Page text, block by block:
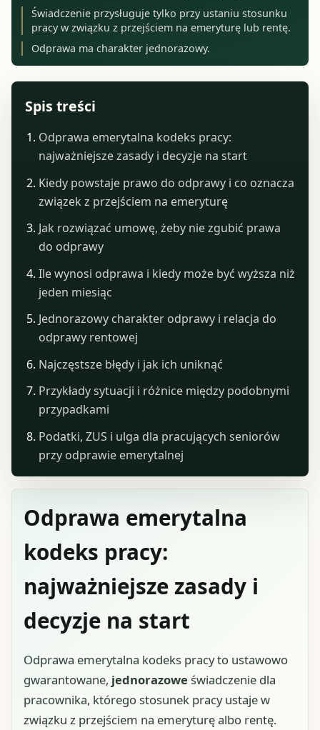
Świadczenie przysługuje tylko przy ustaniu stosunku
pracy w związku z przejściem na emeryturę lub rentę.
Odprawa ma charakter jednorazowy.
Odprawa emerytalna
kodeks pracy:
najważniejsze zasady i
decyzje na start
Odprawa emerytalna kodeks pracy to ustawowo
gwarantowane, jednorazowe świadczenie dla
pracownika, którego stosunek pracy ustaje w
związku z przejściem na emeryturę albo rentę.
Spis treści
Odprawa emerytalna kodeks pracy:
najważniejsze zasady i decyzje na start
Kiedy powstaje prawo do odprawy i co oznacza
związek z przejściem na emeryturę
Jak rozwiązać umowę, żeby nie zgubić prawa
do odprawy
Ile wynosi odprawa i kiedy może być wyższa niż
jeden miesiąc
Jednorazowy charakter odprawy i relacja do
odprawy rentowej
Najczęstsze błędy i jak ich uniknąć
Przykłady sytuacji i różnice między podobnymi
przypadkami
Podatki, ZUS i ulga dla pracujących seniorów
przy odprawie emerytalnej